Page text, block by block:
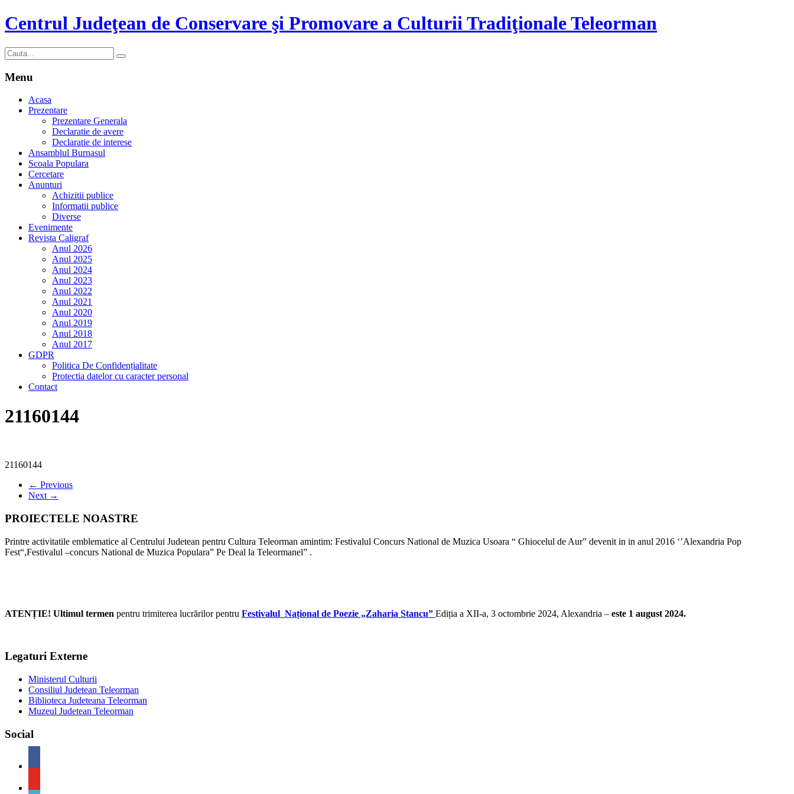
Centrul Judeţean de Conservare şi Promovare a Culturii Tradiţionale Teleorman
Menu
Acasa
Prezentare
Prezentare Generala
Declaratie de avere
Declaratie de interese
Ansamblul Burnasul
Scoala Populara
Cercetare
Anunturi
Achizitii publice
Informatii publice
Diverse
Evenimente
Revista Caligraf
Anul 2026
Anul 2025
Anul 2024
Anul 2023
Anul 2022
Anul 2021
Anul 2020
Anul 2019
Anul 2018
Anul 2017
GDPR
Politica De Confidențialitate
Protectia datelor cu caracter personal
Contact
21160144
21160144
← Previous
Next →
PROIECTELE NOASTRE
Printre activitatile emblematice al Centrului Judetean pentru Cultura Teleorman amintim: Festivalul Concurs National de Muzica Usoara “ Ghiocelul de Aur” devenit in in anul 2016 ‘’Alexandria Pop
Fest“,Festivalul –concurs National de Muzica Populara” Pe Deal la Teleormanel” .
ATENȚIE! Ultimul termen pentru trimiterea lucrărilor pentru Festivalul Național de Poezie „Zaharia Stancu” Ediția a XII-a, 3 octombrie 2024, Alexandria – este 1 august 2024.
Legaturi Externe
Ministerul Culturii
Consiliul Judetean Teleorman
Biblioteca Judeteana Teleorman
Muzeul Judetean Teleorman
Social